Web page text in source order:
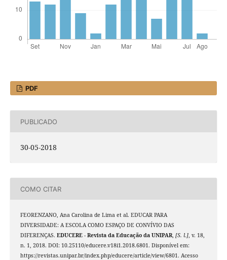
PDF
PUBLICADO
30-05-2018
COMO CITAR
FEORENZANO, Ana Carolina de Lima et al. EDUCAR PARA
DIVERSIDADE: A ESCOLA COMO ESPAÇO DE CONVÍVIO DAS
DIFERENÇAS. EDUCERE - Revista da Educação da UNIPAR, [S. l.], v. 18,
n. 1, 2018. DOI: 10.25110/educere.v18i1.2018.6801. Disponível em:
https://revistas.unipar.br/index.php/educere/article/view/6801. Acesso